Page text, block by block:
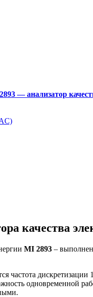
— анализатор
качества
MI 2893 –
частота
одновременной